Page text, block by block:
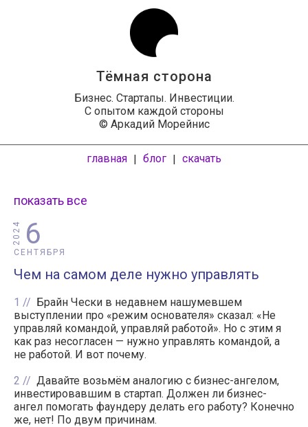
Тёмная сторона
Бизнес. Стартапы. Инвестиции.
С опытом каждой стороны
© Аркадий Морейнис
главная | блог | скачать
показать все
6
СЕНТЯБРЯ
2024
Чем на самом деле нужно управлять
1
Брайн Чески в недавнем нашумевшем
выступлении про «режим основателя» сказал: «Не
управляй командой, управляй работой». Но с этим я
как раз несогласен — нужно управлять командой, а
не работой. И вот почему.
2
Давайте возьмём аналогию с бизнес-ангелом,
инвестировавшим в стартап. Должен ли бизнес-
ангел помогать фаундеру делать его работу? Конечно
же, нет! По двум причинам.